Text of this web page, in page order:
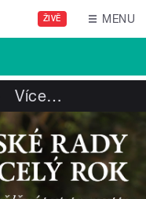
ŽIVĚ MENU
Více…